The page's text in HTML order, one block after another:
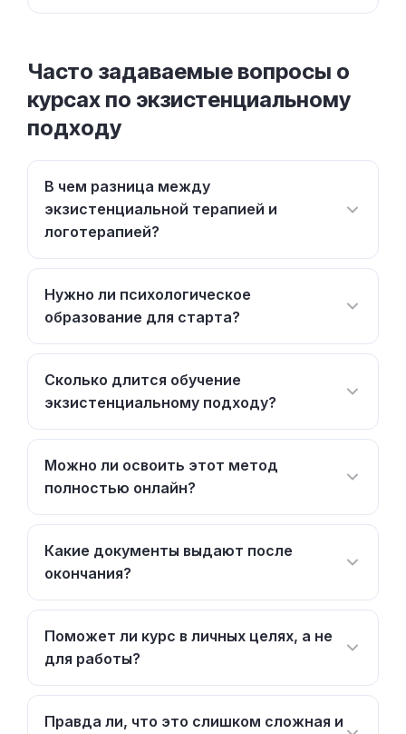
Часто задаваемые вопросы о
курсах по экзистенциальному
подходу
В чем разница между
экзистенциальной терапией и
логотерапией?
Нужно ли психологическое
образование для старта?
Сколько длится обучение
экзистенциальному подходу?
Можно ли освоить этот метод
полностью онлайн?
Какие документы выдают после
окончания?
Поможет ли курс в личных целях, а не
для работы?
Правда ли, что это слишком сложная и